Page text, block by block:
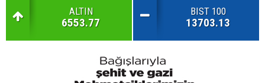
ALTIN
6553.77
BIST 100
13703.13